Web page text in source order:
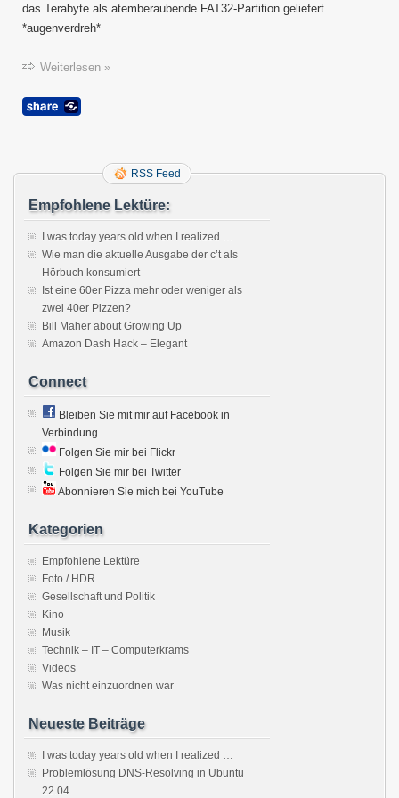
das Terabyte als atemberaubende FAT32-Partition geliefert.
*augenverdreh*
Weiterlesen »
RSS Feed
Empfohlene Lektüre:
I was today years old when I realized …
Wie man die aktuelle Ausgabe der c’t als
Hörbuch konsumiert
Ist eine 60er Pizza mehr oder weniger als
zwei 40er Pizzen?
Bill Maher about Growing Up
Amazon Dash Hack – Elegant
Connect
Bleiben Sie mit mir auf Facebook in
Verbindung
Folgen Sie mir bei Flickr
Folgen Sie mir bei Twitter
Abonnieren Sie mich bei YouTube
Kategorien
Empfohlene Lektüre
Foto / HDR
Gesellschaft und Politik
Kino
Musik
Technik – IT – Computerkrams
Videos
Was nicht einzuordnen war
Neueste Beiträge
I was today years old when I realized …
Problemlösung DNS-Resolving in Ubuntu
22.04